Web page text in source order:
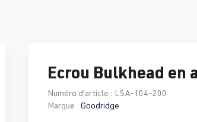
Ecrou Bulkhead en
Numéro d'article : LSA-104-200
Marque : Goodridge